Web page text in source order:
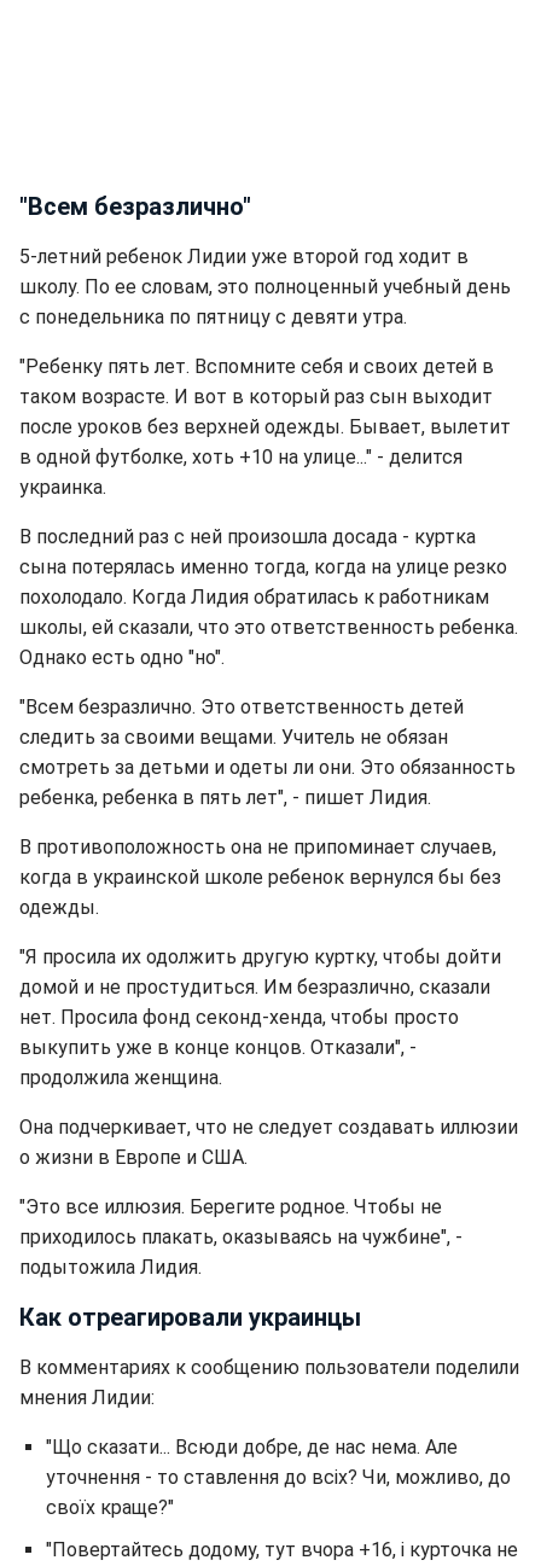
"Всем безразлично"
5-летний ребенок Лидии уже второй год ходит в
школу. По ее словам, это полноценный учебный день
с понедельника по пятницу с девяти утра.
"Ребенку пять лет. Вспомните себя и своих детей в
таком возрасте. И вот в который раз сын выходит
после уроков без верхней одежды. Бывает, вылетит
в одной футболке, хоть +10 на улице..." - делится
украинка.
В последний раз с ней произошла досада - куртка
сына потерялась именно тогда, когда на улице резко
похолодало. Когда Лидия обратилась к работникам
школы, ей сказали, что это ответственность ребенка.
Однако есть одно "но".
"Всем безразлично. Это ответственность детей
следить за своими вещами. Учитель не обязан
смотреть за детьми и одеты ли они. Это обязанность
ребенка, ребенка в пять лет", - пишет Лидия.
В противоположность она не припоминает случаев,
когда в украинской школе ребенок вернулся бы без
одежды.
"Я просила их одолжить другую куртку, чтобы дойти
домой и не простудиться. Им безразлично, сказали
нет. Просила фонд секонд-хенда, чтобы просто
выкупить уже в конце концов. Отказали", -
продолжила женщина.
Она подчеркивает, что не следует создавать иллюзии
о жизни в Европе и США.
"Это все иллюзия. Берегите родное. Чтобы не
приходилось плакать, оказываясь на чужбине", -
подытожила Лидия.
Как отреагировали украинцы
В комментариях к сообщению пользователи поделили
мнения Лидии:
"Що сказати... Всюди добре, де нас нема. Але
уточнення - то ставлення до всіх? Чи, можливо, до
своїх краще?"
"Повертайтесь додому, тут вчора +16, і курточка не